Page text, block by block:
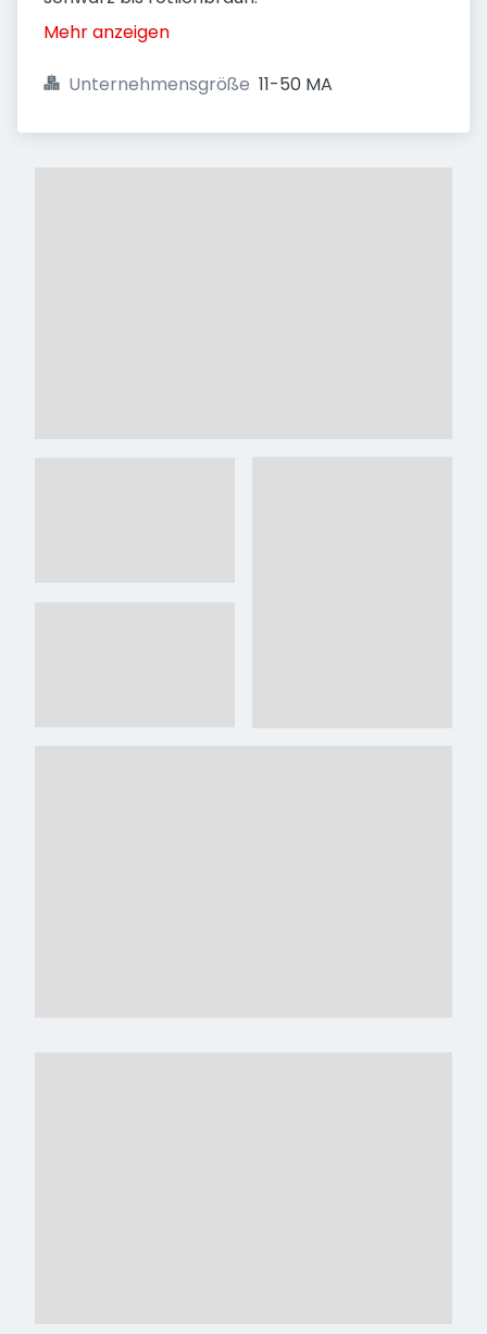
Mehr anzeigen
Unternehmensgröße 11-50 MA